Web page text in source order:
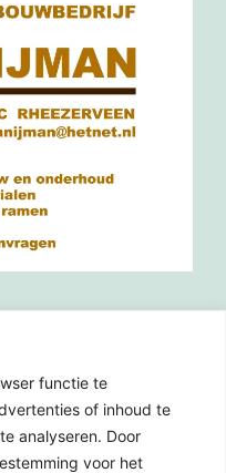
functie te
of inhoud te
analyseren. Door
voor het
juli 2026 19:00-